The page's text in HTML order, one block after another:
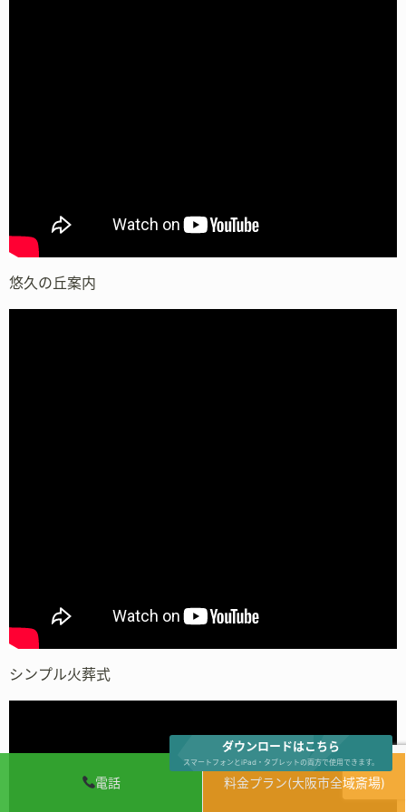
電話 料金プラン(大阪市全域斎場)
悠久の丘案内
シンプル火葬式
ダウンロードはこちら
スマートフォンとiPad・タブレットの両方で使用できます。